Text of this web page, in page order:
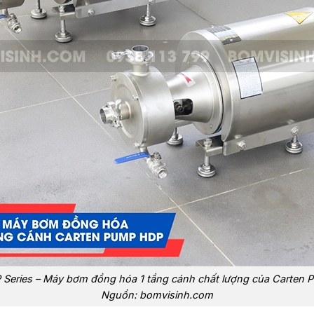
Series – Máy bơm đồng hóa 1 tầng cánh chất lượng của Carten
Nguồn: bomvisinh.com